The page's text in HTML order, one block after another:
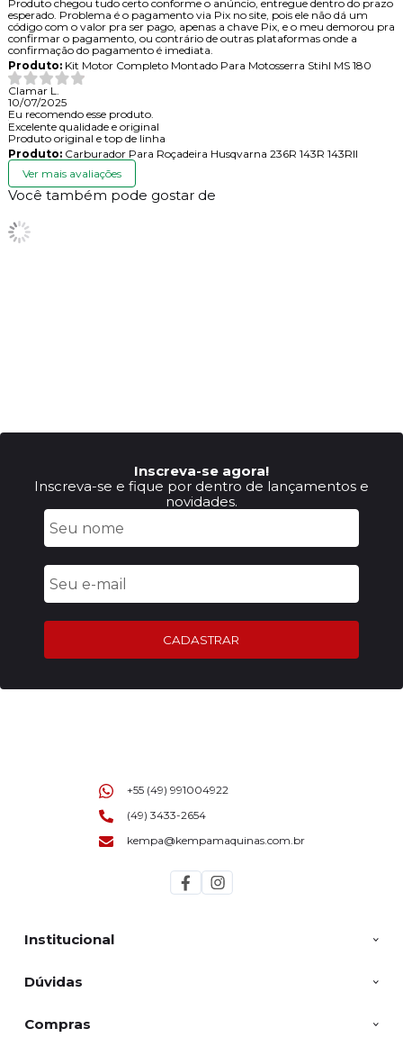
Produto chegou tudo certo conforme o anúncio, entregue dentro do prazo
esperado. Problema é o pagamento via Pix no site, pois ele não dá um
código com o valor pra ser pago, apenas a chave Pix, e o meu demorou pra
confirmar o pagamento, ou contrário de outras plataformas onde a
confirmação do pagamento é imediata.
Produto:Kit Motor Completo Montado Para Motosserra Stihl MS 180
Clamar L.
10/07/2025
Eu recomendo esse produto.
Excelente qualidade e original
Produto original e top de linha
Produto:Carburador Para Roçadeira Husqvarna 236R 143R 143RII
Ver mais avaliações
Você também pode gostar de
Inscreva-se agora!
Inscreva-se e fique por dentro de lançamentos e
novidades.
CADASTRAR
Institucional
Dúvidas
Compras
+55 (49) 991004922
(49) 3433-2654
kempa@kempamaquinas.com.br